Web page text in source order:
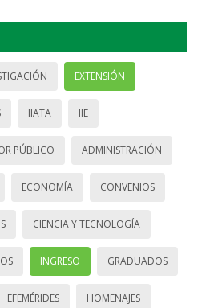
EXTENSIÓN
IIATA IIE
PÚBLICO ADMINISTRACIÓN
ECONOMÍA CONVENIOS
CIENCIA Y TECNOLOGÍA
INGRESO GRADUADOS
EFEMÉRIDES HOMENAJES